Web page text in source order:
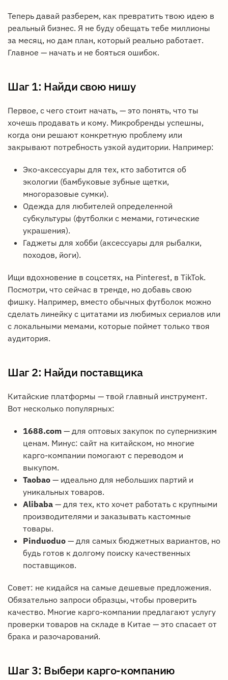
Теперь давай разберем, как превратить твою идею в
реальный бизнес. Я не буду обещать тебе миллионы
за месяц, но дам план, который реально работает.
Главное — начать и не бояться ошибок.
Шаг 1: Найди свою нишу
Первое, с чего стоит начать, — это понять, что ты
хочешь продавать и кому. Микробренды успешны,
когда они решают конкретную проблему или
закрывают потребность узкой аудитории. Например:
Эко-аксессуары для тех, кто заботится об
экологии (бамбуковые зубные щетки,
многоразовые сумки).
Одежда для любителей определенной
субкультуры (футболки с мемами, готические
украшения).
Гаджеты для хобби (аксессуары для рыбалки,
походов, йоги).
Ищи вдохновение в соцсетях, на Pinterest, в TikTok.
Посмотри, что сейчас в тренде, но добавь свою
фишку. Например, вместо обычных футболок можно
сделать линейку с цитатами из любимых сериалов или
с локальными мемами, которые поймет только твоя
аудитория.
Шаг 2: Найди поставщика
Китайские платформы — твой главный инструмент.
Вот несколько популярных:
1688.com — для оптовых закупок по супернизким
ценам. Минус: сайт на китайском, но многие
карго-компании помогают с переводом и
выкупом.
Taobao — идеально для небольших партий и
уникальных товаров.
Alibaba — для тех, кто хочет работать с крупными
производителями и заказывать кастомные
товары.
Pinduoduo — для самых бюджетных вариантов, но
будь готов к долгому поиску качественных
поставщиков.
Совет: не кидайся на самые дешевые предложения.
Обязательно запроси образцы, чтобы проверить
качество. Многие карго-компании предлагают услугу
проверки товаров на складе в Китае — это спасает от
брака и разочарований.
Шаг 3: Выбери карго-компанию